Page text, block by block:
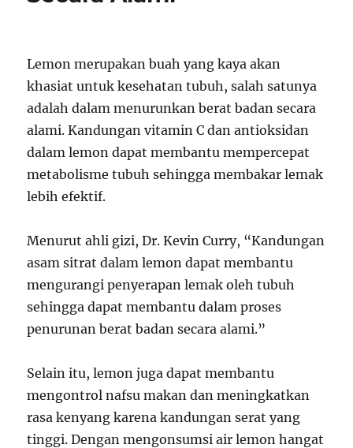
Lemon merupakan buah yang kaya akan
khasiat untuk kesehatan tubuh, salah satunya
adalah dalam menurunkan berat badan secara
alami. Kandungan vitamin C dan antioksidan
dalam lemon dapat membantu mempercepat
metabolisme tubuh sehingga membakar lemak
lebih efektif.
Menurut ahli gizi, Dr. Kevin Curry, “Kandungan
asam sitrat dalam lemon dapat membantu
mengurangi penyerapan lemak oleh tubuh
sehingga dapat membantu dalam proses
penurunan berat badan secara alami.”
Selain itu, lemon juga dapat membantu
mengontrol nafsu makan dan meningkatkan
rasa kenyang karena kandungan serat yang
tinggi. Dengan mengonsumsi air lemon hangat